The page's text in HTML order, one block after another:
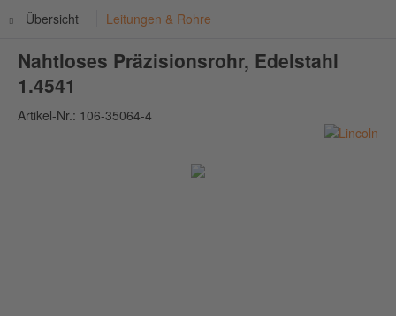
Übersicht Leitungen & Rohre
Nahtloses Präzisionsrohr, Edelstahl
1.4541
Artikel-Nr.: 106-35064-4